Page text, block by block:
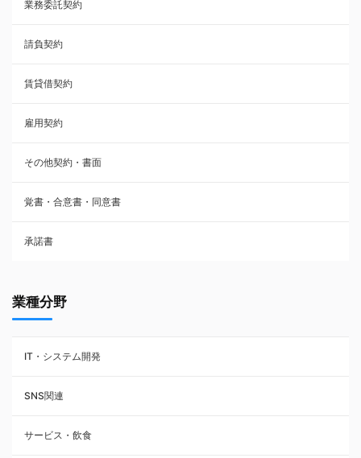
雇用契約
その他契約・書面
売買契約
株主総会議事録・関連書類
請負契約
フランチャイズ契約
賃貸借契約
業務委託契約
請負契約
賃貸借契約
雇用契約
その他契約・書面
覚書・合意書・同意書
承諾書
業種分野
IT・システム開発
SNS関連
サービス・飲食